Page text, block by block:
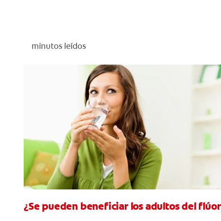
minutos leídos
¿Se pueden beneficiar los adultos del